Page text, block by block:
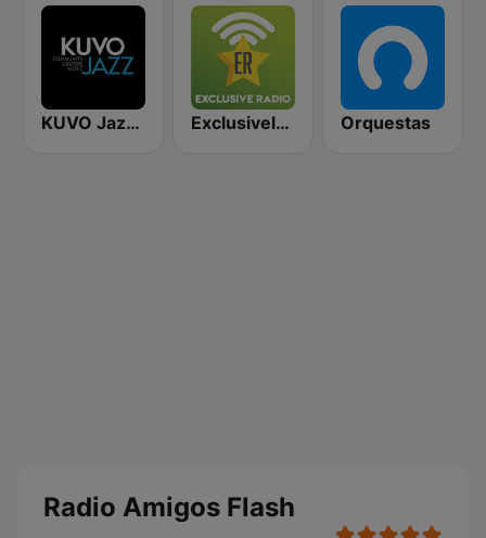
KUVO Jazz 89.3 FM Exclusively Elvis Presley Orquestas
Radio Amigos Flash